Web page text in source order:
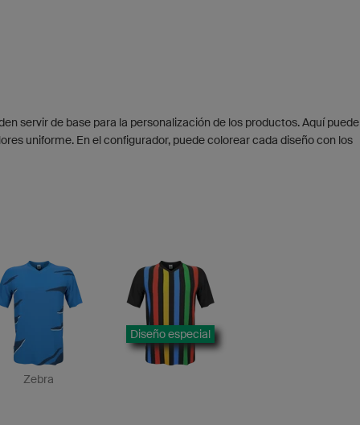
servir de base para la personalización de los productos. Aquí puede
uniforme. En el configurador, puede colorear cada diseño con los
Zebra
Diseño especial